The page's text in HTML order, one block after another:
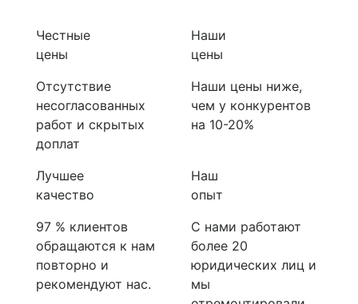
Честные
цены
Отсутствие
несогласованных
работ и скрытых
доплат
Наши
цены
Наши цены ниже,
чем у конкурентов
на 10-20%
Лучшее
качество
97 % клиентов
обращаются к нам
повторно и
рекомендуют нас.
Наш
опыт
С нами работают
более 20
юридических лиц и
мы